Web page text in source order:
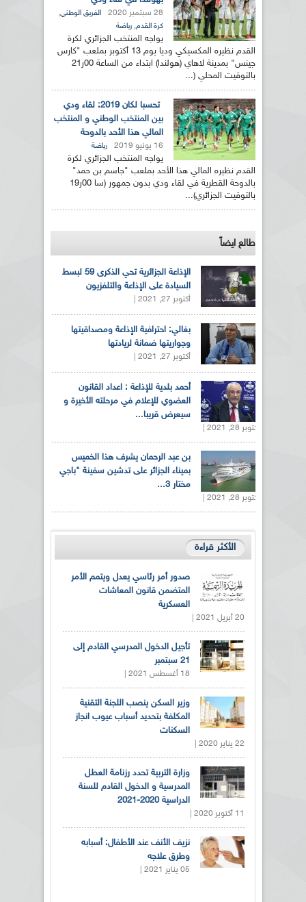
28 سبتمبر 2020 الفريق الوطني,
كرة القدم, رياضة
يواجه المنتخب الجزائري لكرة
القدم نظيره المكسيكي وديا يوم 13 أكتوبر بملعب "كارس
جينس" بمدينة لاهاي (هولندا) ابتداء من الساعة 00ر21
بالتوقيت المحلي (...
تحسبا لكان 2019: لقاء ودي
بين المنتخب الوطني و المنتخب
المالي هذا الأحد بالدوحة
16 يونيو 2019 رياضة
يواجه المنتخب الجزائري لكرة
القدم نظيره المالي هذا الأحد بملعب "جاسم بن حمد"
بالدوحة القطرية في لقاء ودي بدون جمهور (سا 00ر19
بالتوقيت الجزائري)...
طالع ايضاً
الإذاعة الجزائرية تحي الذكرى 59 لبسط
السيادة على الإذاعة والتلفزيون
أكتوبر 27, 2021 |
بغالي: احترافية الإذاعة ومصداقيتها
وجواريتها ضمانة لريادتها
أكتوبر 27, 2021 |
أحمد بلدية للإذاعة : اعداد القانون
العضوي للإعلام في مرحلته الأخيرة و
سيعرض قريبا...
أكتوبر 28, 2021 |
بن عبد الرحمان يشرف هذا الخميس
بميناء الجزائر على تدشين سفينة "باجي
مختار 3...
أكتوبر 28, 2021 |
الأكثر قراءة
صدور أمر رئاسي يعدل ويتمم الأمر
المتضمن قانون المعاشات
العسكرية
20 أبريل 2021 |
تأجيل الدخول المدرسي القادم إلى
21 سبتمبر
18 أغسطس 2021 |
وزير السكن ينصب اللجنة التقنية
المكلفة بتحديد أسباب عيوب انجاز
السكنات
22 يناير 2020 |
وزارة التربية تحدد رزنامة العطل
المدرسية و الدخول القادم للسنة
الدراسية 2020-2021
11 أكتوبر 2020 |
نزيف الأنف عند الأطفال: أسبابه
وطرق علاجه
05 يناير 2021 |